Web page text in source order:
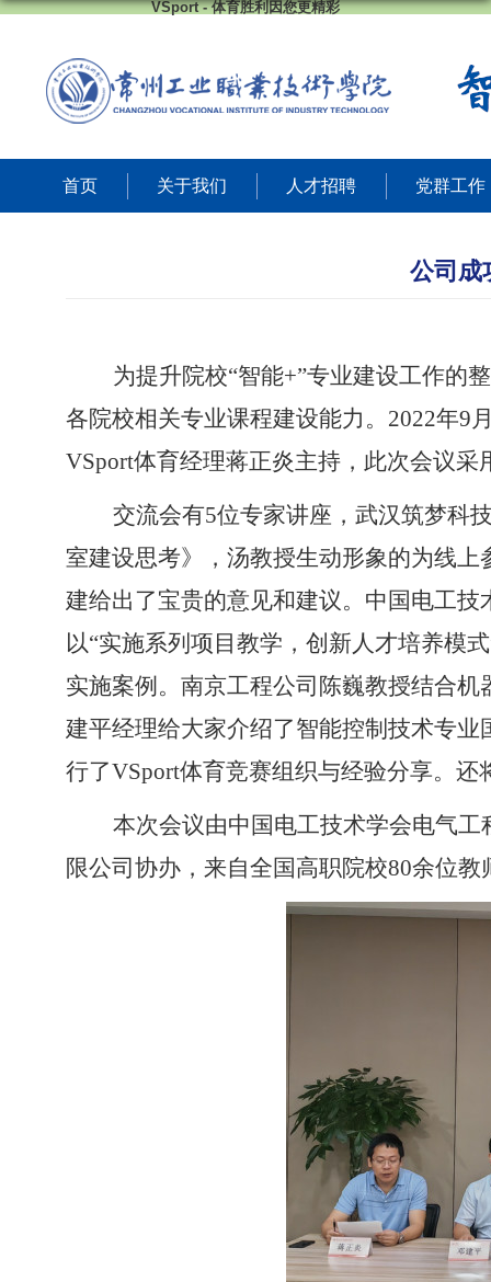
VSport - 体育胜利因您更精彩
首页 关于我们 人才招聘 党群工作
公司成
为提升院校“智能+”专业建设工作的
各院校相关专业课程建设能力。2022年9
VSport体育经理蒋正炎主持，此次会议
交流会有5位专家讲座，武汉筑梦科
室建设思考》，汤教授生动形象的为线
建给出了宝贵的意见和建议。中国电工
以“实施系列项目教学，创新人才培养模
实施案例。南京工程公司 陈巍教授结合机
建平经理给大家介绍了智能控制技术专业
行了VSport体育竞赛组织与经验分享。还
本次会议由中国电工技术学会电气
限公司协办，来自全国高职院校80余位教